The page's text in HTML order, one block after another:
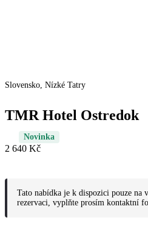
Slovensko, Nízké Tatry
TMR Hotel Ostredok
Novinka
2 640 Kč
Tato nabídka je k dispozici pouze na
rezervaci, vyplňte prosím kontaktní